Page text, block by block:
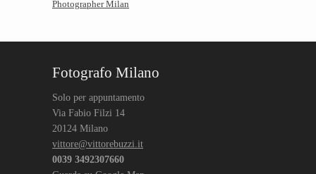
Photographer Milan
Fotografo Milano
Solo per appuntamento
Via Fabio Filzi 14
20124 Milano
vittore@vittorebuzzi.it
0039 3492307660